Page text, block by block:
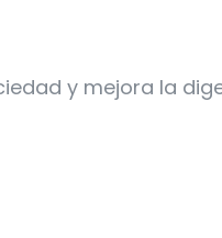
y mejora la